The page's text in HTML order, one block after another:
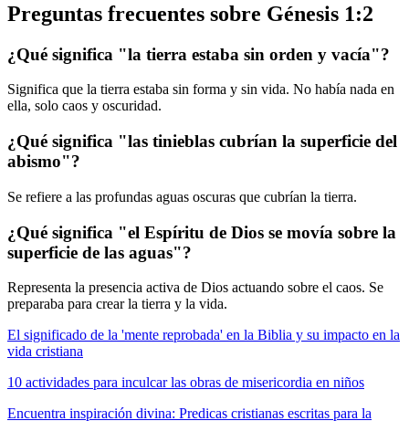
Preguntas frecuentes sobre Génesis 1:2
¿Qué significa "la tierra estaba sin orden y vacía"?
Significa que la tierra estaba sin forma y sin vida. No había nada en
ella, solo caos y oscuridad.
¿Qué significa "las tinieblas cubrían la superficie del
abismo"?
Se refiere a las profundas aguas oscuras que cubrían la tierra.
¿Qué significa "el Espíritu de Dios se movía sobre la
superficie de las aguas"?
Representa la presencia activa de Dios actuando sobre el caos. Se
preparaba para crear la tierra y la vida.
El significado de la 'mente reprobada' en la Biblia y su impacto en la
vida cristiana
10 actividades para inculcar las obras de misericordia en niños
Encuentra inspiración divina: Predicas cristianas escritas para la